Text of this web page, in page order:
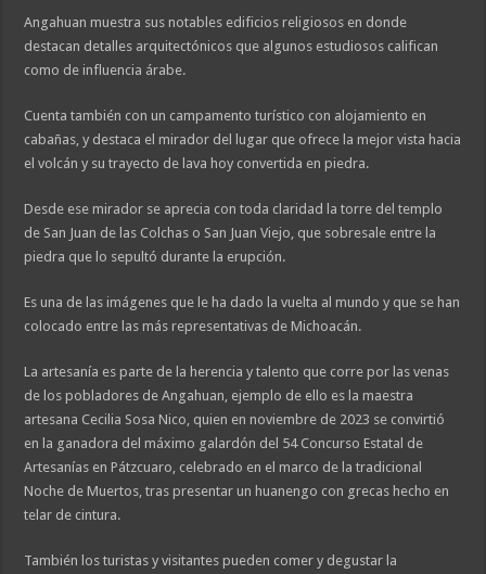
Angahuan muestra sus notables edificios religiosos en donde
destacan detalles arquitectónicos que algunos estudiosos califican
como de influencia árabe.
Cuenta también con un campamento turístico con alojamiento en
cabañas, y destaca el mirador del lugar que ofrece la mejor vista hacia
el volcán y su trayecto de lava hoy convertida en piedra.
Desde ese mirador se aprecia con toda claridad la torre del templo
de San Juan de las Colchas o San Juan Viejo, que sobresale entre la
piedra que lo sepultó durante la erupción.
Es una de las imágenes que le ha dado la vuelta al mundo y que se han
colocado entre las más representativas de Michoacán.
La artesanía es parte de la herencia y talento que corre por las venas
de los pobladores de Angahuan, ejemplo de ello es la maestra
artesana Cecilia Sosa Nico, quien en noviembre de 2023 se convirtió
en la ganadora del máximo galardón del 54 Concurso Estatal de
Artesanías en Pátzcuaro, celebrado en el marco de la tradicional
Noche de Muertos, tras presentar un huanengo con grecas hecho en
telar de cintura.
También los turistas y visitantes pueden comer y degustar la